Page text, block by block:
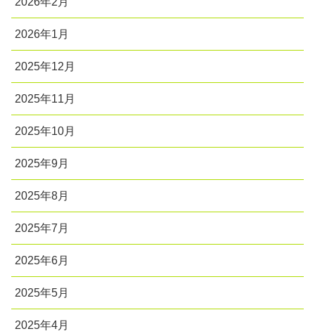
2026年1月
2025年12月
2025年11月
2025年10月
2025年9月
2025年8月
2025年7月
2025年6月
2025年5月
2025年4月